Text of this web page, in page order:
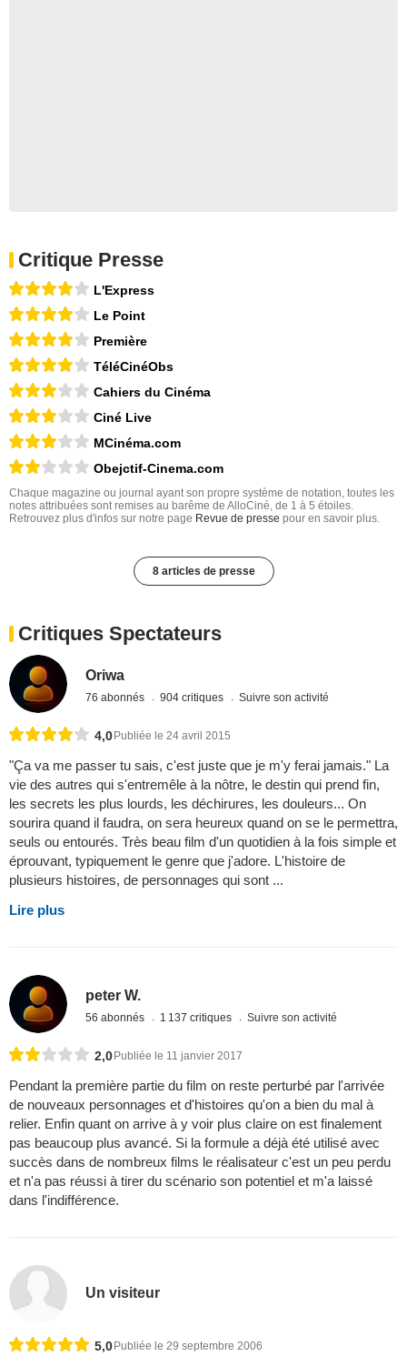
Critique Presse
L'Express
Le Point
Première
TéléCinéObs
Cahiers du Cinéma
Ciné Live
MCinéma.com
Obejctif-Cinema.com
Chaque magazine ou journal ayant son propre système de notation, toutes les
notes attribuées sont remises au barême de AlloCiné, de 1 à 5 étoiles.
Retrouvez plus d'infos sur notre page Revue de presse pour en savoir plus.
8 articles de presse
Critiques Spectateurs
Oriwa
76 abonnés 904 critiques Suivre son activité
4,0Publiée le 24 avril 2015
"Ça va me passer tu sais, c'est juste que je m'y ferai jamais." La
vie des autres qui s'entremêle à la nôtre, le destin qui prend fin,
les secrets les plus lourds, les déchirures, les douleurs... On
sourira quand il faudra, on sera heureux quand on se le permettra,
seuls ou entourés. Très beau film d'un quotidien à la fois simple et
éprouvant, typiquement le genre que j'adore. L'histoire de
plusieurs histoires, de personnages qui sont ...
Lire plus
peter W.
56 abonnés 1 137 critiques Suivre son activité
2,0 Publiée le 11 janvier 2017
Pendant la première partie du film on reste perturbé par l'arrivée
de nouveaux personnages et d'histoires qu'on a bien du mal à
relier. Enfin quant on arrive à y voir plus claire on est finalement
pas beaucoup plus avancé. Si la formule a déjà été utilisé avec
succès dans de nombreux films le réalisateur c'est un peu perdu
et n'a pas réussi à tirer du scénario son potentiel et m'a laissé
dans l'indifférence.
Un visiteur
5,0 Publiée le 29 septembre 2006